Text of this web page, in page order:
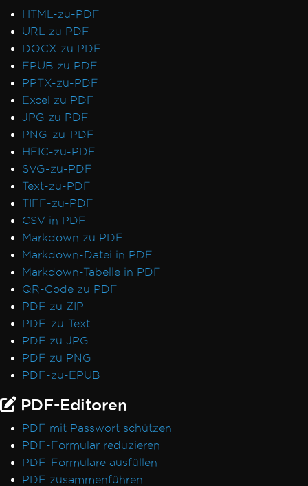
HTML-zu-PDF
URL zu PDF
DOCX zu PDF
EPUB zu PDF
PPTX-zu-PDF
Excel zu PDF
JPG zu PDF
PNG-zu-PDF
HEIC-zu-PDF
SVG-zu-PDF
Text-zu-PDF
TIFF-zu-PDF
CSV in PDF
Markdown zu PDF
Markdown-Datei in PDF
Markdown-Tabelle in PDF
QR-Code zu PDF
PDF zu ZIP
PDF-zu-Text
PDF zu JPG
PDF zu PNG
PDF-zu-EPUB
PDF-Editoren
PDF mit Passwort schützen
PDF-Formular reduzieren
PDF-Formulare ausfüllen
PDF zusammenführen